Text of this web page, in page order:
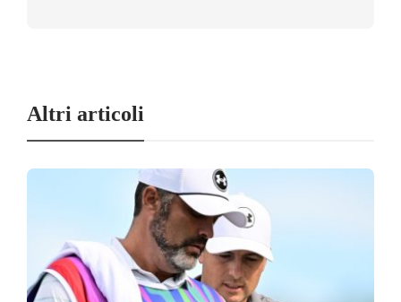
Altri articoli